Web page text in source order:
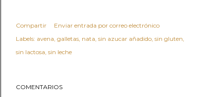
Compartir
Enviar entrada por correo electrónico
Labels: avena galletas nata sin azucar añadido sin gluten
sin lactosa sin leche
COMENTARIOS